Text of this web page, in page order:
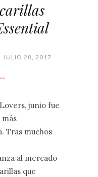
JULIO 28, 2017
junio fue
más
Tras muchos
al mercado
que